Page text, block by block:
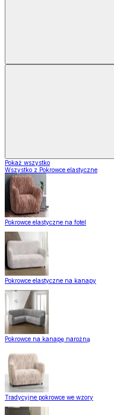
Pokaż wszystko
Wszystko z Pokrowce elastyczne
Pokrowce elastyczne na fotel
Pokrowce elastyczne na kanapy
Pokrowce na kanapę narożną
Tradycyjne pokrowce we wzory